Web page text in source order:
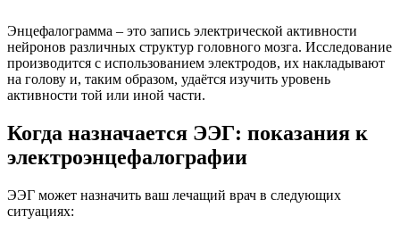
Энцефалограмма – это запись электрической активности
нейронов различных структур головного мозга. Исследование
производится с использованием электродов, их накладывают
на голову и, таким образом, удаётся изучить уровень
активности той или иной части.
Когда назначается ЭЭГ: показания к
электроэнцефалографии
ЭЭГ может назначить ваш лечащий врач в следующих
ситуациях: